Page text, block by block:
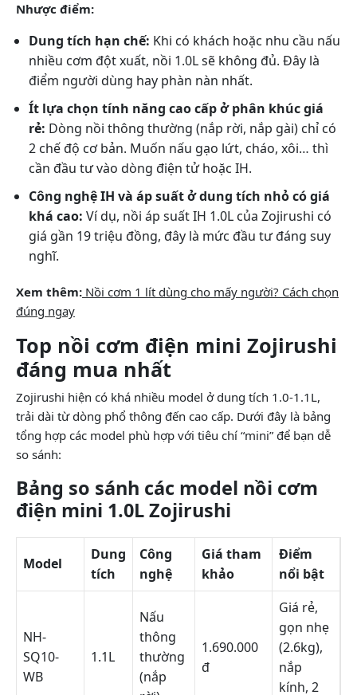
Nhược điểm:
Dung tích hạn chế: Khi có khách hoặc nhu cầu nấu
nhiều cơm đột xuất, nồi 1.0L sẽ không đủ. Đây là
điểm người dùng hay phàn nàn nhất.
Ít lựa chọn tính năng cao cấp ở phân khúc giá
rẻ: Dòng nồi thông thường (nắp rời, nắp gài) chỉ có
2 chế độ cơ bản. Muốn nấu gạo lứt, cháo, xôi… thì
cần đầu tư vào dòng điện tử hoặc IH.
Công nghệ IH và áp suất ở dung tích nhỏ có giá
khá cao: Ví dụ, nồi áp suất IH 1.0L của Zojirushi có
giá gần 19 triệu đồng, đây là mức đầu tư đáng suy
nghĩ.
Xem thêm: Nồi cơm 1 lít dùng cho mấy người? Cách chọn
đúng ngay
Top nồi cơm điện mini Zojirushi
đáng mua nhất
Zojirushi hiện có khá nhiều model ở dung tích 1.0-1.1L,
trải dài từ dòng phổ thông đến cao cấp. Dưới đây là bảng
tổng hợp các model phù hợp với tiêu chí “mini” để bạn dễ
so sánh:
Bảng so sánh các model nồi cơm
điện mini 1.0L Zojirushi
Model
Dung
tích
Công
nghệ
Giá tham
khảo
Điểm
nổi bật
NH-
SQ10-
WB
1.1L
Nấu
thông
thường
(nắp
1.690.000
đ
Giá rẻ,
gọn nhẹ
(2.6kg),
nắp
kính, 2